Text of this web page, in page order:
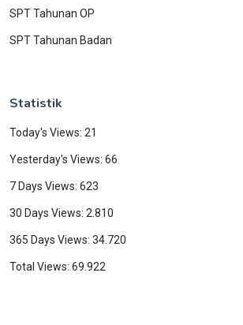
SPT Tahunan OP
SPT Tahunan Badan
Statistik
Today's Views: 21
Yesterday's Views: 66
7 Days Views: 623
30 Days Views: 2.810
365 Days Views: 34.720
Total Views: 69.922